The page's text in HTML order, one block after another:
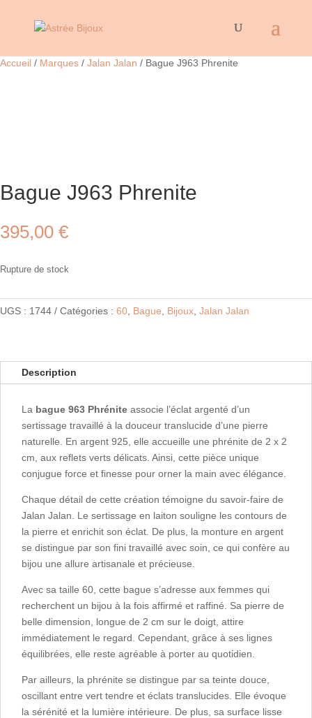
Accueil / Marques / Jalan Jalan / Bague J963 Phrenite
Bague J963 Phrenite
395,00 €
Rupture de stock
UGS : 1744 Catégories : 60 Bague Bijoux Jalan Jalan
Description
La bague 963 Phrénite associe l’éclat argenté d’un
sertissage travaillé à la douceur translucide d’une pierre
naturelle. En argent 925, elle accueille une phrénite de 2 x 2
cm, aux reflets verts délicats. Ainsi, cette pièce unique
conjugue force et finesse pour orner la main avec élégance.
Chaque détail de cette création témoigne du savoir-faire de
Jalan Jalan. Le sertissage en laiton souligne les contours de
la pierre et enrichit son éclat. De plus, la monture en argent
se distingue par son fini travaillé avec soin, ce qui confère au
bijou une allure artisanale et précieuse.
Avec sa taille 60, cette bague s’adresse aux femmes qui
recherchent un bijou à la fois affirmé et raffiné. Sa pierre de
belle dimension, longue de 2 cm sur le doigt, attire
immédiatement le regard. Cependant, grâce à ses lignes
équilibrées, elle reste agréable à porter au quotidien.
Par ailleurs, la phrénite se distingue par sa teinte douce,
oscillant entre vert tendre et éclats translucides. Elle évoque
la sérénité et la lumière intérieure. De plus, sa surface lisse